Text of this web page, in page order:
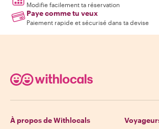
Modifie facilement ta réservation
Paye comme tu veux
Paiement rapide et sécurisé dans ta devise
À propos de Withlocals